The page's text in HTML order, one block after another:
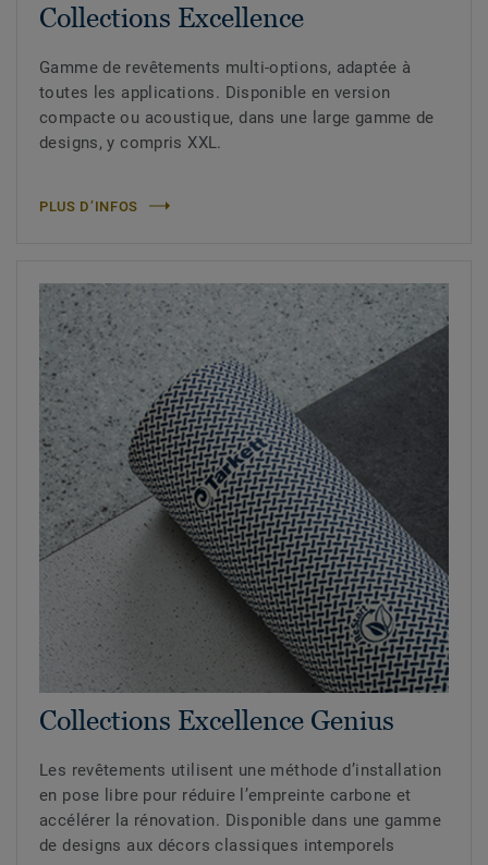
Collections Excellence
Gamme de revêtements multi-options, adaptée à
toutes les applications. Disponible en version
compacte ou acoustique, dans une large gamme de
designs, y compris XXL.
PLUS D’INFOS
Collections Excellence Genius
Les revêtements utilisent une méthode d’installation
en pose libre pour réduire l’empreinte carbone et
accélérer la rénovation. Disponible dans une gamme
de designs aux décors classiques intemporels